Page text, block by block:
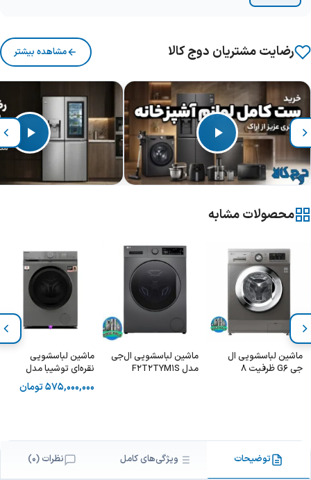
رضایت مشتریان دوج کالا مشاهده بیشتر
محصولات مشابه
ماشین لباسشویی ال
جی G6 ظرفیت 8
ماشین لباسشویی ال‌جی
مدل F2T2TYM1S
ماشین لباسشویی‌
نقره‌ای توشیبا مدل
TW-BL90A4B-SK
575,000,000تومان
توضیحات ویژگی‌های کامل نظرات (0)